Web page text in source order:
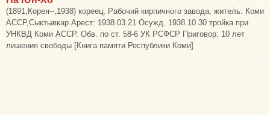
(1891,Корея--,1938) кореец, Рабочий кирпичного завода, житель: Коми
АССР,Сыктывкар Арест: 1938.03.21 Осужд. 1938.10.30 тройка при
УНКВД Коми АССР. Обв. по ст. 58-6 УК РСФСР Приговор: 10 лет
лишения свободы [Книга памяти Республики Коми]